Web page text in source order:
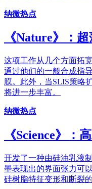
纳微热点
《Nature》：
这项工作从几个方面拓
通过他们的一般合成指
膜。此外，当SLIS策略
将进一步丰富。
纳微热点
《Science》：
开发了一种由硅油乳液
墨表现出的界面张力可
硅树脂特征变形和断裂的